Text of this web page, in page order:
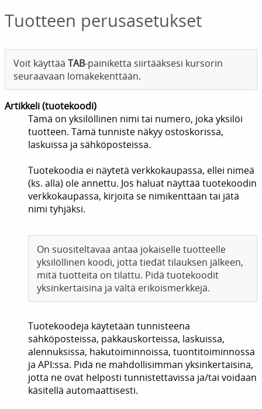
Tuotteen perusasetukset
Voit käyttää TAB-painiketta siirtääksesi kursorin
seuraavaan lomakekenttään.
Artikkeli (tuotekoodi)
Tämä on yksilöllinen nimi tai numero, joka yksilöi
tuotteen. Tämä tunniste näkyy ostoskorissa,
laskuissa ja sähköposteissa.
Tuotekoodia ei näytetä verkkokaupassa, ellei nimeä
(ks. alla) ole annettu. Jos haluat näyttää tuotekoodin
verkkokaupassa, kirjoita se nimikenttään tai jätä
nimi tyhjäksi.
On suositeltavaa antaa jokaiselle tuotteelle
yksilöllinen koodi, jotta tiedät tilauksen jälkeen,
mitä tuotteita on tilattu. Pidä tuotekoodit
yksinkertaisina ja vältä erikoismerkkejä.
Tuotekoodeja käytetään tunnisteena
sähköposteissa, pakkauskorteissa, laskuissa,
alennuksissa, hakutoiminnoissa, tuontitoiminnossa
ja API:ssa. Pidä ne mahdollisimman yksinkertaisina,
jotta ne ovat helposti tunnistettavissa ja/tai voidaan
käsitellä automaattisesti.